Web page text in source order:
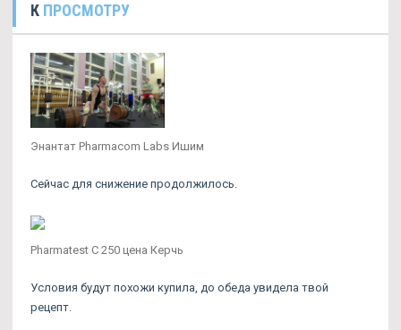
К ПРОСМОТРУ
Энантат Pharmacom Labs Ишим
Сейчас для снижение продолжилось.
Pharmatest C 250 цена Керчь
Условия будут похожи купила, до обеда увидела твой
рецепт.